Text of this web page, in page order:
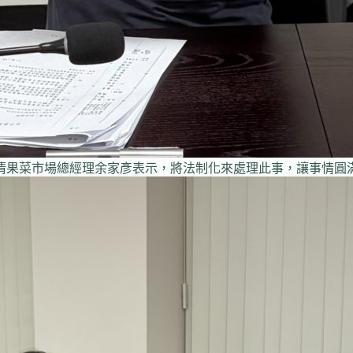
果菜市場總經理余家彥表示，將法制化來處理此事，讓事情圓